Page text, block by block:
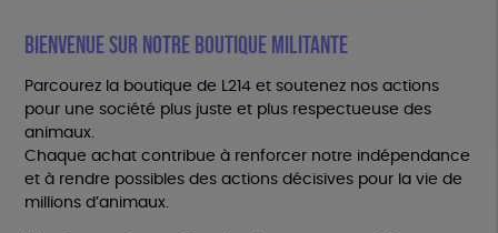
Bienvenue sur notre boutique militante
Parcourez la boutique de L214 et soutenez nos actions
pour une société plus juste et plus respectueuse des
animaux.
Chaque achat contribue à renforcer notre indépendance
et à rendre possibles des actions décisives pour la vie de
millions d’animaux.